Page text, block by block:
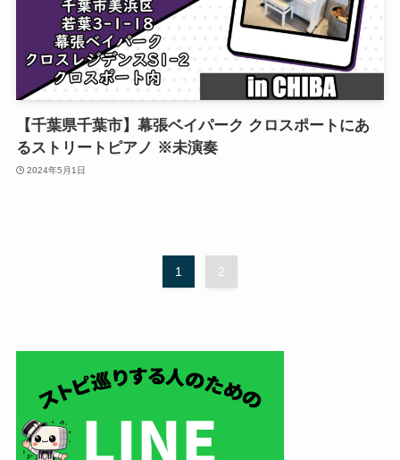
【千葉県千葉市】幕張ベイパーク クロスポートにあ
るストリートピアノ ※未演奏
2024年5月1日
1 2